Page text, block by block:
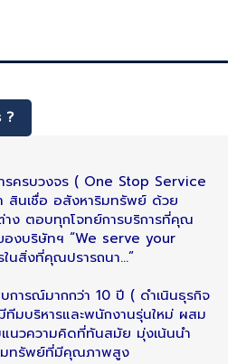
?
รครบวงจร ( One Stop Service
สินเชื่อ อสังหาริมทรัพย์ ด้วย
ง ตอบทุกโจทย์การบริการที่คุณ
องบริษัทฯ “We serve your
ในสิ่งที่คุณปรารถนา...”
การณ์มากกว่า 10 ปี ( ดำเนินธุรกิจ
มบริหารและพนักงานรุ่นใหม่ ผสม
นวความคิดที่ทันสมัย มุ่งเน้นนำ
มทรัพย์ที่มีคุณภาพสูง